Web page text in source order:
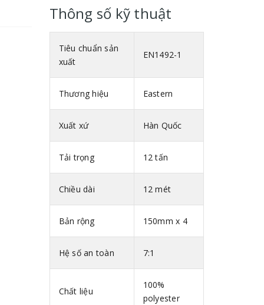
Thông số kỹ thuật
Tiêu chuẩn sản
xuất
EN1492-1
Thương hiệu Eastern
Xuất xứ Hàn Quốc
Tải trọng 12 tấn
Chiều dài 12 mét
Bản rộng 150mm x 4
Hệ số an toàn 7:1
Chất liệu
100%
polyester